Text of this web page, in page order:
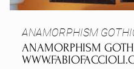
ANAMORPHISM
ANAMORPHISM